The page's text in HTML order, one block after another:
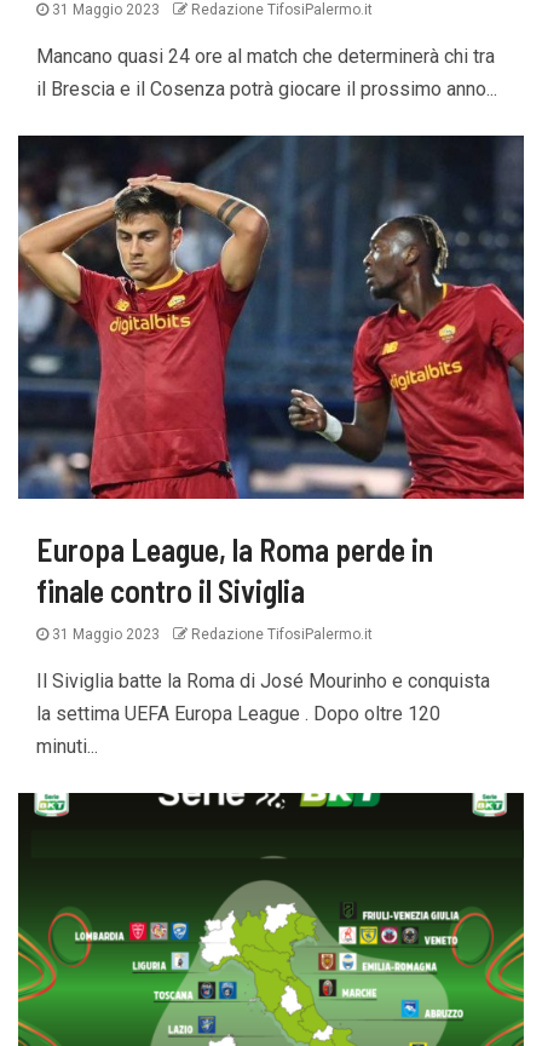
31 Maggio 2023 Redazione TifosiPalermo.it
Mancano quasi 24 ore al match che determinerà chi tra
il Brescia e il Cosenza potrà giocare il prossimo anno...
Europa League, la Roma perde in
finale contro il Siviglia
31 Maggio 2023 Redazione TifosiPalermo.it
Il Siviglia batte la Roma di José Mourinho e conquista
la settima UEFA Europa League . Dopo oltre 120
minuti...